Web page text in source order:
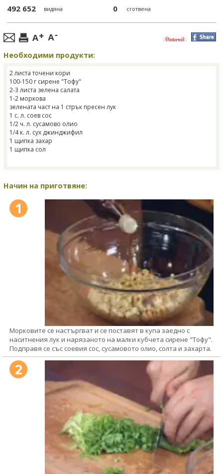
492 652 видяна 0 сготвена
Необходими продукти:
2 листа точени кори
100-150 г сирене "Тофу"
2-3 листа зелена салата
1-2 моркова
зелената част на 1 стрък пресен лук
1 с. л. соев сос
1/2 ч. л. сусамово олио
1/4 к. л. сух джинджифил
1 щипка захар
1 щипка сол
Начин на приготвяне:
1
Морковите се настъргват и се поставят в купа заедно с
наситнения лук и нарязаното на малки кубчета сирене "Тофу".
Подправя се със соевия сос, сусамовото олио, солта и захарта.
2